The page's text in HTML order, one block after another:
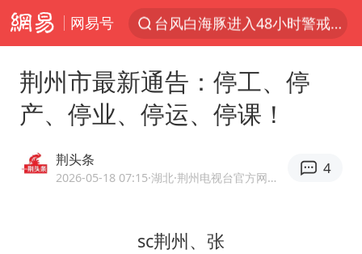
网易号
以“新”破局 首发经济点亮城市消费活力
看守所辅警收受10万获刑1年
CIA被曝已秘密设立古巴工作组
U17国足1分钟轰2球
荆州市最新通告：停工、停
产、停业、停运、停课！
荆头条
2026-05-18 07:15·湖北 ·荆州电视台官方网易号
4
sc荆州、张